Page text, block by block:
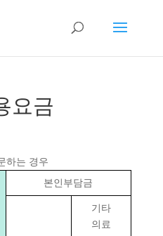
요금
하는 경우
본인부담금
기타
의료